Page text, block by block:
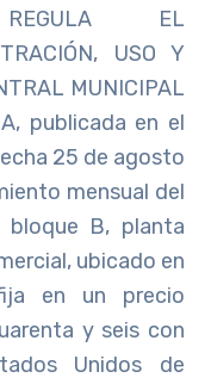
EL
USO Y
MUNICIPAL
publicada en el
25 de agosto
mensual del
bloque B, planta
ubicado en
en un precio
y seis con
Unidos de